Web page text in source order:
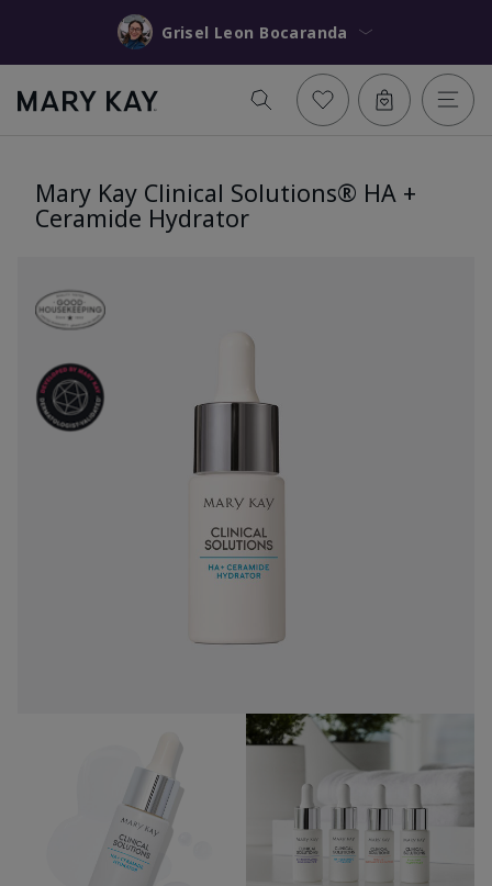
Grisel Leon Bocaranda
Mary Kay Clinical Solutions® HA +
Ceramide Hydrator